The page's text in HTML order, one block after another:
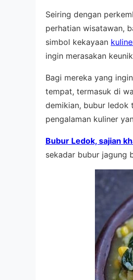
Seiring dengan
perhatian wisatawan,
simbol kekayaan
ingin merasakan
Bagi mereka yang
tempat, termasuk di
demikian, bubur ledok
pengalaman kuliner
Bubur Ledok, sajian
sekadar bubur jagung